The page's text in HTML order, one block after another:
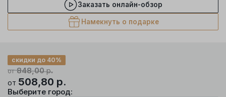
Заказать онлайн-обзор
Намекнуть о подарке
от848,00р.
скидки до 40%
от 508,80 р.
Выберите город: